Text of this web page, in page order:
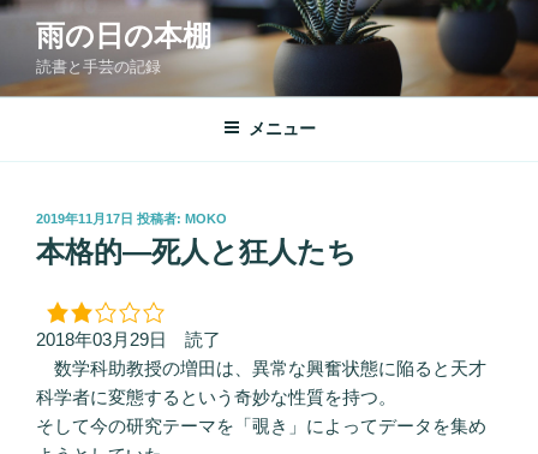
コ
ン
へ
雨の日の本棚
読書と手芸の記録
メニュー
投
日:
2019年11月17日 投稿者: MOKO
本格的―死人と狂人たち
2018年03月29日 読了
数学科助教授の増田は、異常な興奮状態に陥ると天才
科学者に変態するという奇妙な性質を持つ。
そして今の研究テーマを「覗き」によってデータを集め